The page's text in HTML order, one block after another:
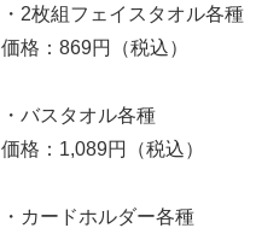
・2枚組フェイスタオル各種
価格：869円（税込）
・バスタオル各種
価格：1,089円（税込）
・カードホルダー各種